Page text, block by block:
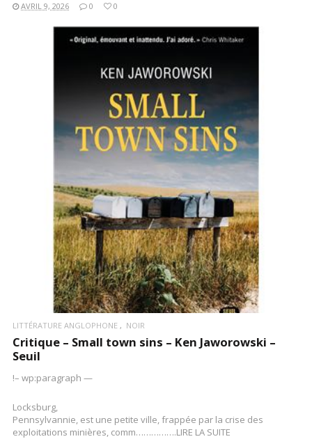
AVRIL 9, 2026 0 0
LIRE LA SUITE
LITTÉRATURE ANGLOPHONE NOIR
Critique – Small town sins – Ken Jaworowski –
Seuil
!– wp:paragraph —
Locksburg,
Pennsylvannie, est une petite ville, frappée par la crise des
exploitations minières, comm…………….LIRE LA SUITE